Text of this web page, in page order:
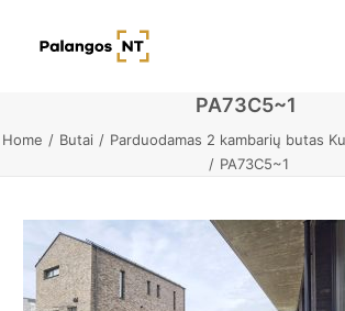
Pradžia
Namai / Kotedžai
Žemės sklypai
PA73C5~1
Home Butai
Parduodamas 2 kambarių butas
PA73C5~1